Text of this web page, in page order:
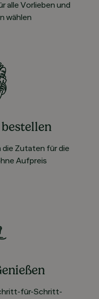
alle Vorlieben und
wählen
die Zutaten für die
Aufpreis
für-Schritt-